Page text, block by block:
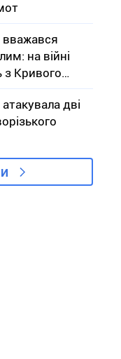
на війні
з Кривого
Чучмай
дві